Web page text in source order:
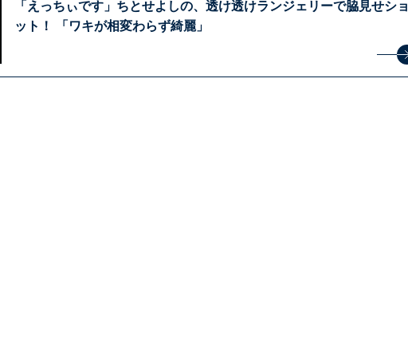
「えっちぃです」ちとせよしの、透け透けランジェリーで脇見せショ
ット！ 「ワキが相変わらず綺麗」